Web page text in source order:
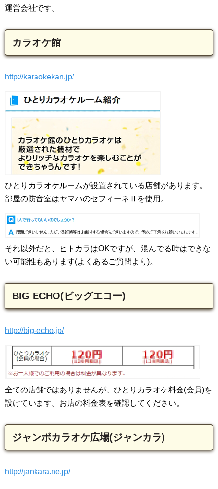
運営会社です。
カラオケ館
http://karaokekan.jp/
ひとりカラオケルームが設置されている店舗があります。
部屋の防音室はヤマハのセフィーネⅡを使用。
それ以外だと、ヒトカラはOKですが、混んでる時はできな
い可能性もあります(よくあるご質問より)。
BIG ECHO(ビッグエコー)
http://big-echo.jp/
全ての店舗ではありませんが、ひとりカラオケ料金(会員)を
設けています。お店の料金表を確認してください。
ジャンボカラオケ広場(ジャンカラ)
http://jankara.ne.jp/